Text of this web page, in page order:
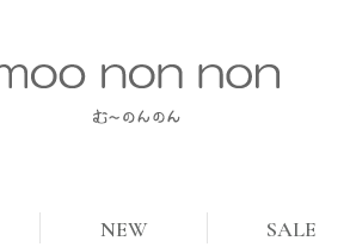
NEW SALE